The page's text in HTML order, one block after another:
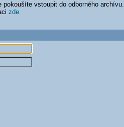
vstoupit do odborného archívu.
zde